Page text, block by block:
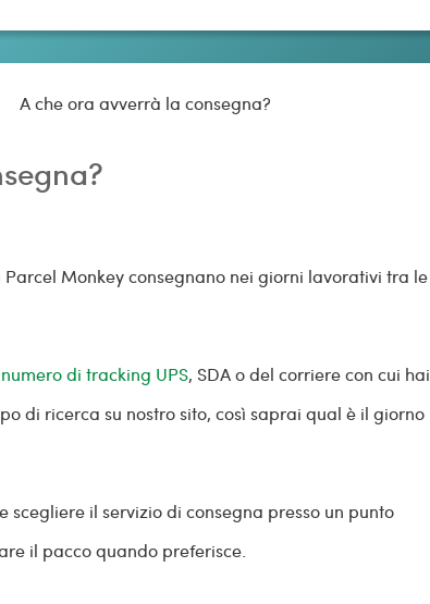
A che ora avverrà la consegna?
Monkey consegnano nei giorni lavorativi tra le
numero di tracking UPS, SDA o del corriere con cui hai
di ricerca su nostro sito, così saprai qual è il giorno
il servizio di consegna presso un punto
il pacco quando preferisce.